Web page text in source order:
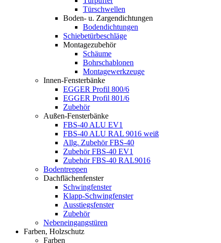
Türschwellen
Boden- u. Zargendichtungen
Bodendichtungen
Schiebetürbeschläge
Montagezubehör
Schäume
Bohrschablonen
Montagewerkzeuge
Innen-Fensterbänke
EGGER Profil 800/6
EGGER Profil 801/6
Zubehör
Außen-Fensterbänke
FBS-40 ALU EV1
FBS-40 ALU RAL 9016 weiß
Allg. Zubehör FBS-40
Zubehör FBS-40 EV1
Zubehör FBS-40 RAL9016
Bodentreppen
Dachflächenfenster
Schwingfenster
Klapp-Schwingfenster
Ausstiegsfenster
Zubehör
Nebeneingangstüren
Farben, Holzschutz
Farben